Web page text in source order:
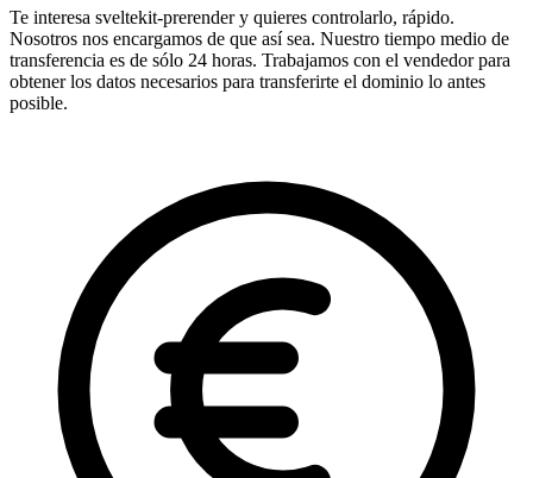
Te interesa sveltekit-prerender y quieres controlarlo, rápido.
Nosotros nos encargamos de que así sea. Nuestro tiempo medio de
transferencia es de sólo 24 horas. Trabajamos con el vendedor para
obtener los datos necesarios para transferirte el dominio lo antes
posible.